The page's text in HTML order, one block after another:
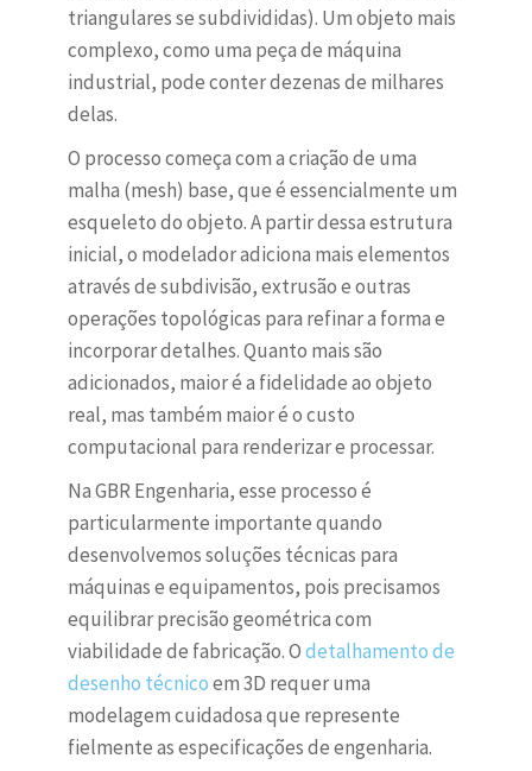
triangulares se subdivididas). Um objeto mais
complexo, como uma peça de máquina
industrial, pode conter dezenas de milhares
delas.
O processo começa com a criação de uma
malha (mesh) base, que é essencialmente um
esqueleto do objeto. A partir dessa estrutura
inicial, o modelador adiciona mais elementos
através de subdivisão, extrusão e outras
operações topológicas para refinar a forma e
incorporar detalhes. Quanto mais são
adicionados, maior é a fidelidade ao objeto
real, mas também maior é o custo
computacional para renderizar e processar.
Na GBR Engenharia, esse processo é
particularmente importante quando
desenvolvemos soluções técnicas para
máquinas e equipamentos, pois precisamos
equilibrar precisão geométrica com
viabilidade de fabricação. Odetalhamento de
desenho técnicoem 3D requer uma
modelagem cuidadosa que represente
fielmente as especificações de engenharia.